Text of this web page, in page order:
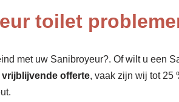
toilet
met uw Sanibroyeur?. Of wilt u een
vrijblijvende offerte, vaak zijn wij tot 25